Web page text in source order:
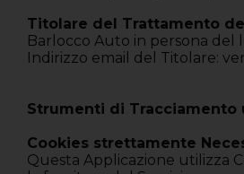
Titolare del Trattamento
Barlocco Auto in persona del
Indirizzo email del Titolare:
Strumenti di Tracciamento
Cookies strettamente
Questa Applicazione utilizza